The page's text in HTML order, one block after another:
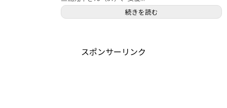
続きを読む
スポンサーリンク